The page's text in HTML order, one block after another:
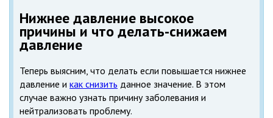
Нижнее давление высокое
причины и что делать-снижаем
давление
Теперь выясним, что делать если повышается нижнее
давление и как снизить данное значение. В этом
случае важно узнать причину заболевания и
нейтрализовать проблему.